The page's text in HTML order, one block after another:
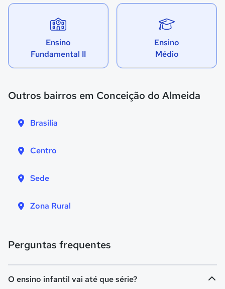
Ensino
Fundamental II
Ensino
Médio
Outros bairros em Conceição do Almeida
Brasilia
Centro
Sede
Zona Rural
Perguntas frequentes
O ensino infantil vai até que série?